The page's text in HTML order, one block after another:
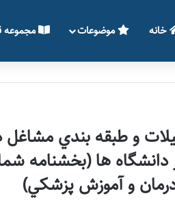
خانه موضوعات مجموعه
و طبقه بندي مشاغل